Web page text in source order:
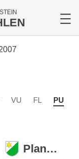
VU FL PU
Planken